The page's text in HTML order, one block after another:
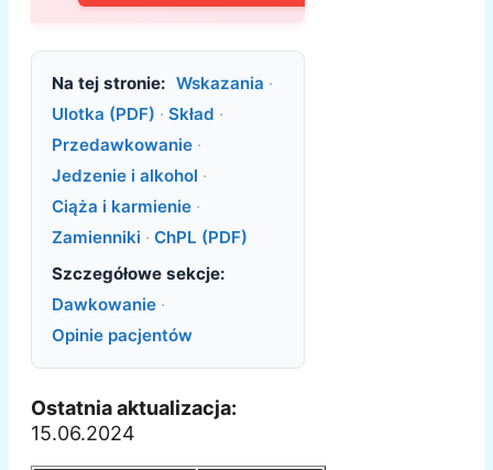
Na tej stronie: Wskazania ·
Ulotka (PDF) · Skład ·
Przedawkowanie ·
Jedzenie i alkohol ·
Ciąża i karmienie ·
Zamienniki · ChPL (PDF)
Szczegółowe sekcje:
Dawkowanie ·
Opinie pacjentów
Ostatnia aktualizacja:
15.06.2024